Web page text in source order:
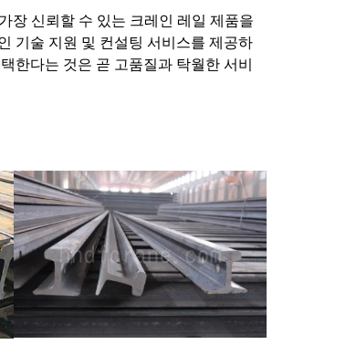
장 신뢰할 수 있는 크레인 레일 제품을
기술 지원 및 컨설팅 서비스를 제공하
한다는 것은 곧 고품질과 탁월한 서비